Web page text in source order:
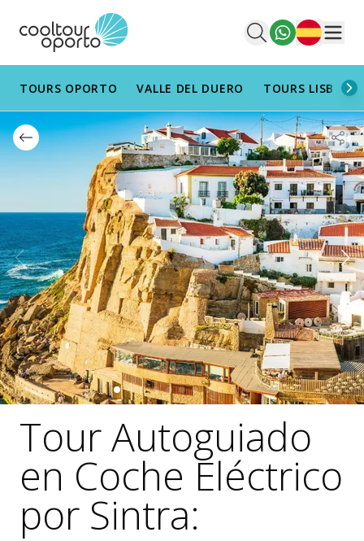
Español
TOURS OPORTO VALLE DEL DUERO TOURS LISBOA
Tour Autoguiado
en Coche Eléctrico
por Sintra: